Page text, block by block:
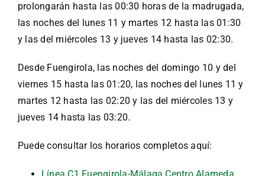
prolongarán hasta las 00:30 horas de la madrugada,
las noches del lunes 11 y martes 12 hasta las 01:30
y las del miércoles 13 y jueves 14 hasta las 02:30.
Desde Fuengirola, las noches del domingo 10 y del
viernes 15 hasta las 01:20, las noches del lunes 11 y
martes 12 hasta las 02:20 y las del miércoles 13 y
jueves 14 hasta las 03:20.
Puede consultar los horarios completos aquí: